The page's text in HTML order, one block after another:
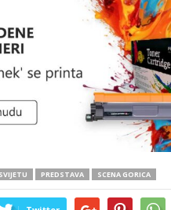
PREDSTAVA SCENA GORICA